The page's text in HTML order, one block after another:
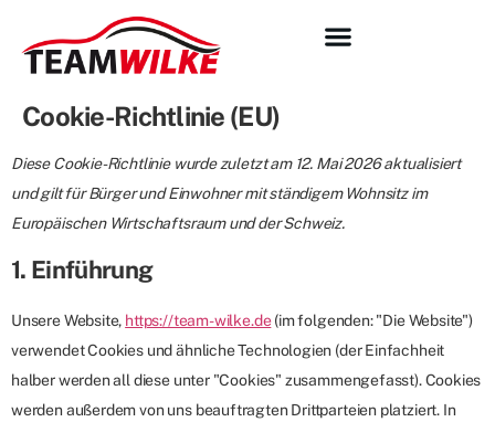
Cookie-Richtlinie (EU)
Diese Cookie-Richtlinie wurde zuletzt am 12. Mai 2026 aktualisiert
und gilt für Bürger und Einwohner mit ständigem Wohnsitz im
Europäischen Wirtschaftsraum und der Schweiz.
1. Einführung
Unsere Website, https://team-wilke.de(im folgenden: "Die Website")
verwendet Cookies und ähnliche Technologien (der Einfachheit
halber werden all diese unter "Cookies" zusammengefasst). Cookies
werden außerdem von uns beauftragten Drittparteien platziert. In